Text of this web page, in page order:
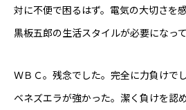
対に不便で困るはず。電気の大切さを
黒板五郎の生活スタイルが必要になっ
ＷＢＣ。残念でした。完全に力負けでし
ベネズエラが強かった。潔く負けを認